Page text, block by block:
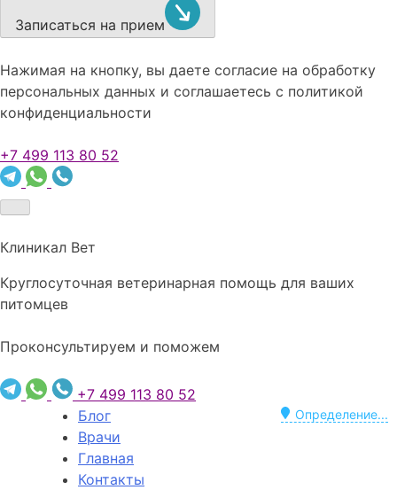
Записаться на прием
Нажимая на кнопку, вы даете согласие на обработку
персональных данных и соглашаетесь c политикой
конфиденциальности
+7 499 113 80 52
Клиникал Вет
Круглосуточная ветеринарная помощь для ваших
питомцев
Проконсультируем и поможем
+7 499 113 80 52
Определение...
Блог
Врачи
Главная
Контакты